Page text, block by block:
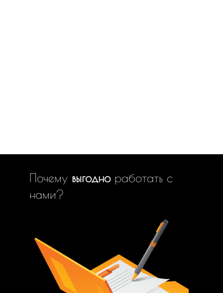
Почему выгодноработать с
нами?